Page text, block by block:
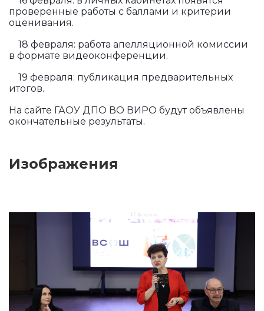
проверенные работы с баллами и критерии
оценивания.
18 февраля: работа апелляционной комиссии
в формате видеоконференции.
19 февраля: публикация предварительных
итогов.
На сайте ГАОУ ДПО ВО ВИРО будут объявлены
окончательные результаты.
Изображения